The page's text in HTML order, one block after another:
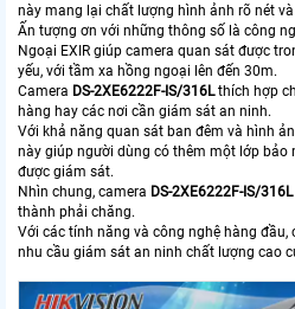
này mang lại chất lượng hình ảnh rõ nét và
Ấn tượng ơn với những thông số là công
Ngoại EXIR giúp camera quan sát được
yếu, với tầm xa hồng ngoại lên đến 30m.
Camera DS-2XE6222F-IS/316Lthích hợp
hàng hay các nơi cần giám sát an ninh.
Với khả năng quan sát ban đêm và hình
này giúp người dùng có thêm một lớp bảo
được giám sát.
Nhìn chung, camera DS-2XE6222F-IS/316L
thành phải chăng.
Với các tính năng và công nghệ hàng đầu,
nhu cầu giám sát an ninh chất lượng cao